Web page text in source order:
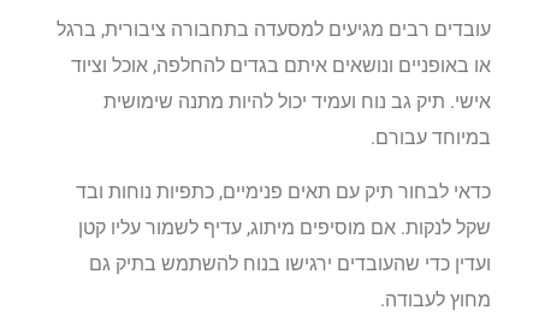
עובדים רבים מגיעים למסעדה בתחבורה ציבורית, ברגל
או באופניים ונושאים איתם בגדים להחלפה, אוכל וציוד
אישי. תיק גב נוח ועמיד יכול להיות מתנה שימושית
במיוחד עבורם.
כדאי לבחור תיק עם תאים פנימיים, כתפיות נוחות ובד
שקל לנקות. אם מוסיפים מיתוג, עדיף לשמור עליו קטן
ועדין כדי שהעובדים ירגישו בנוח להשתמש בתיק גם
מחוץ לעבודה.